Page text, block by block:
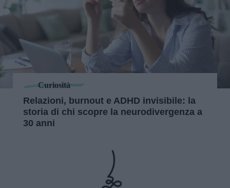
Curiosità
Relazioni, burnout e ADHD invisibile: la
storia di chi scopre la neurodivergenza a
30 anni